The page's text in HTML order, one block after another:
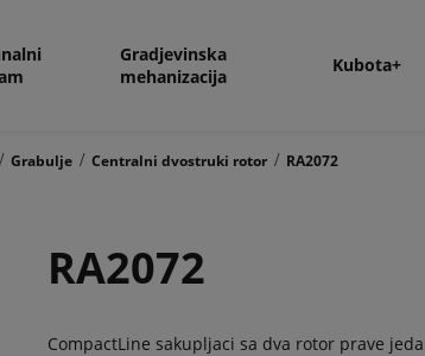
Gradjevinska
mehanizacija
Kubota+
/ Grabulje / Centralni dvostruki rotor / RA2072
RA2072
CompactLine sakupljaci sa dva rotor prave